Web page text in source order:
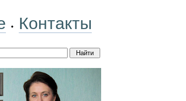
• Контакты